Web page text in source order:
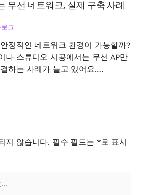
무선 네트워크, 실제 구축 사례
그
정적인 네트워크 환경이 가능할까?
나 스튜디오 시공에서는 무선 AP만
하는 사례가 늘고 있어요.…
지 않습니다. 필수 필드는 *로 표시